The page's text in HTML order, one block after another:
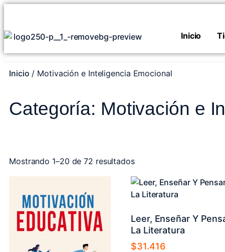
Inicio
Inicio / Motivación e Inteligencia Emocional
Categoría: Motivación e
Mostrando 1–20 de 72 resultados
Leer, Enseñar Y
La Literatura
$31.416